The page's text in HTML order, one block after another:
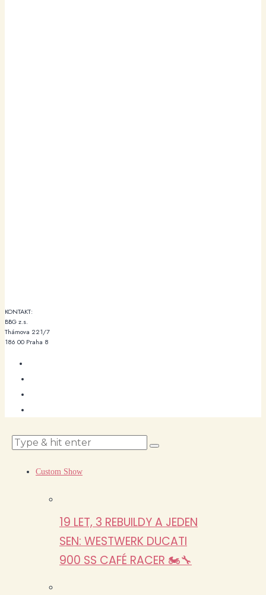
KONTAKT:
BBG z.s.
Thámova 221/7
186 00 Praha 8
Custom Show
19 LET, 3 REBUILDY A JEDEN
SEN: WESTWERK DUCATI
900 SS CAFÉ RACER 🏍️🔧